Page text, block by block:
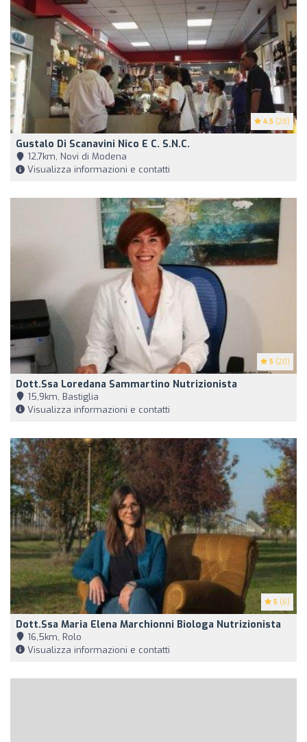
4.5 (28)
Gustalo Di Scanavini Nico E C. S.n.c.
12,7km, Novi di Modena
Visualizza informazioni e contatti
5 (20)
Dott.ssa Loredana Sammartino Nutrizionista
15,9km, Bastiglia
Visualizza informazioni e contatti
5 (6)
Dott.ssa Maria Elena Marchionni Biologa Nutrizionista
16,5km, Rolo
Visualizza informazioni e contatti